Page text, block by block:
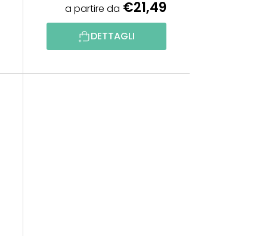
O
D
O
a partire da €21,49
DETTAGLI